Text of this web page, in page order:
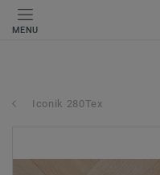
MENU
Iconik 280Tex